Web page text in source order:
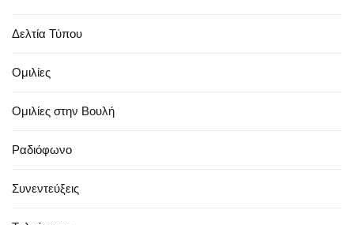
Δελτία Τύπου
Ομιλίες
Ομιλίες στην Βουλή
Ραδιόφωνο
Συνεντεύξεις